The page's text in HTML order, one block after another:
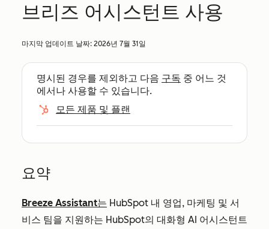
브리즈 어시스턴트 사용
마지막 업데이트 날짜: 2026년 7월 31일
명시된 경우를 제외하고 다음 구독 중 어느 것
에서나 사용할 수 있습니다.
모든 제품 및 플랜
요약
Breeze Assistant는 HubSpot 내 영업, 마케팅 및 서
비스 팀을 지원하는 HubSpot의 대화형 AI 어시스턴트